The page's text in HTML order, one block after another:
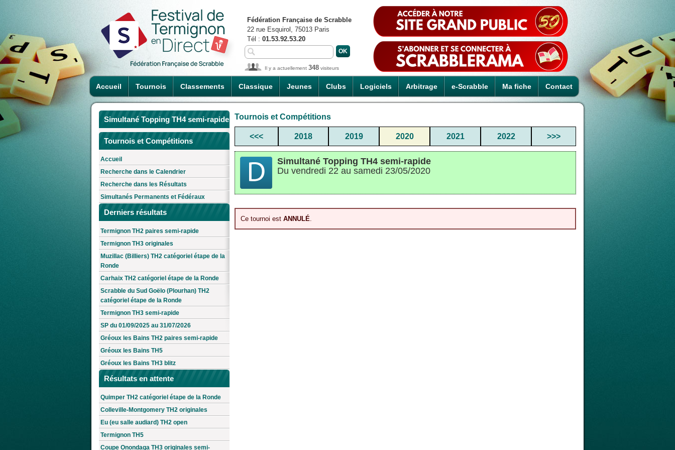
Accueil Tournois Classements Classique Jeunes Clubs Logiciels Arbitrage e-Scrabble Ma fiche Contact
Fédération Française de Scrabble
22 rue Esquirol, 75013 Paris
Tél : 01.53.92.53.20
Il y a actuellement 348 visiteurs
Simultané Topping TH4 semi-rapide
Tournois et Compétitions
Accueil
Recherche dans le Calendrier
Recherche dans les Résultats
Simultanés Permanents et Fédéraux
Derniers résultats
Termignon TH2 paires semi-rapide
Termignon TH3 originales
Muzillac (Billiers) TH2 catégoriel étape de la
Ronde
Carhaix TH2 catégoriel étape de la Ronde
Scrabble du Sud Goëlo (Plourhan) TH2
catégoriel étape de la Ronde
Termignon TH3 semi-rapide
SP du 01/09/2025 au 31/07/2026
Gréoux les Bains TH2 paires semi-rapide
Gréoux les Bains TH5
Gréoux les Bains TH3 blitz
Résultats en attente
Quimper TH2 catégoriel étape de la Ronde
Colleville-Montgomery TH2 originales
Eu (eu salle audiard) TH2 open
Termignon TH5
Coupe Onondaga TH3 originales semi-
Tournois et Compétitions
<<< 2018 2019 2020 2021 2022 >>>
Simultané Topping TH4 semi-rapide
Du vendredi 22 au samedi 23/05/2020
Ce tournoi est ANNULÉ.